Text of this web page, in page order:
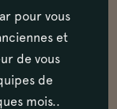
les
en
pour vous
et
de vous
de
mois..